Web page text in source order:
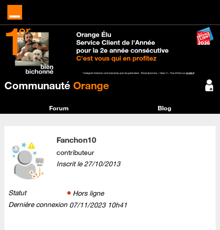
Communauté Orange
Forum Blog
Fanchon10
contributeur
Inscrit le‎27/10/2013
Statut
Hors ligne
Dernière connexion ‎07/11/2023 10h41